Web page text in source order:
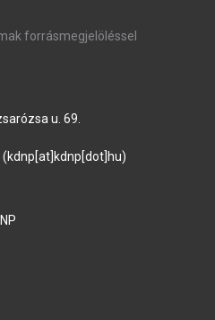
forrásmegjelöléssel
u. 69.
(kdnp[at]kdnp[dot]hu)